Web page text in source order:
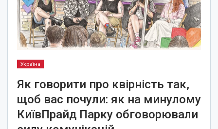
Україна
Як говорити про квірність так,
щоб вас почули: як на минулому
КиївПрайд Парку обговорювали